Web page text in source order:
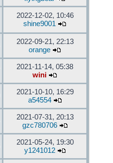
2022-12-02, 10:46
shine9001
2022-09-21, 22:13
orange
2021-11-14, 05:38
wini
2021-10-10, 16:29
a54554
2021-07-31, 20:13
gzc780706
2021-05-24, 19:30
y1241012